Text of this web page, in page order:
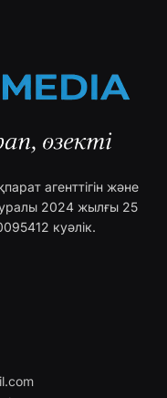
агенттігін және
2024 жылғы 25
куәлік.